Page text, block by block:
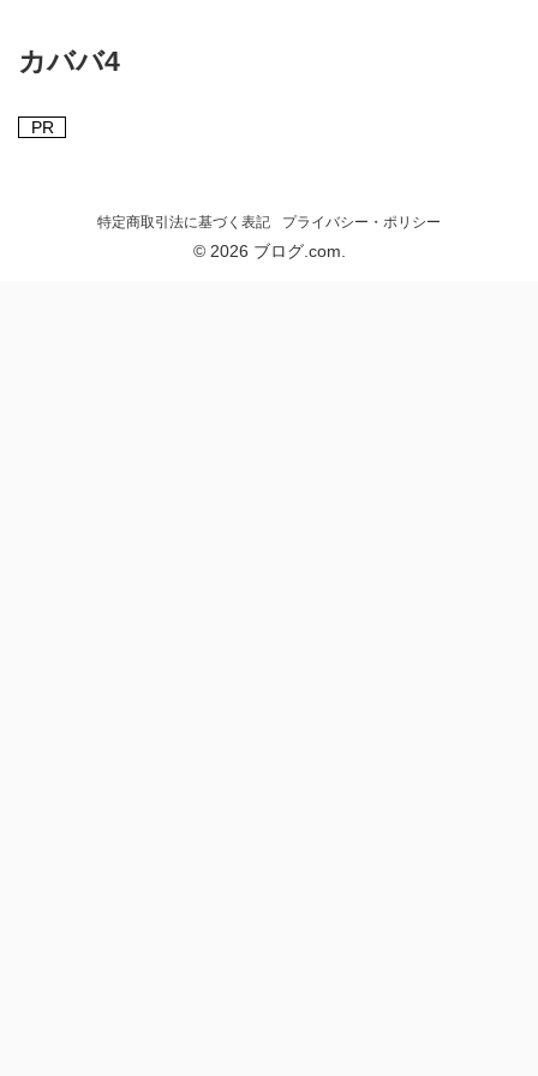
カババ4
PR
特定商取引法に基づく表記 プライバシー・ポリシー
© 2026 ブログ.com.